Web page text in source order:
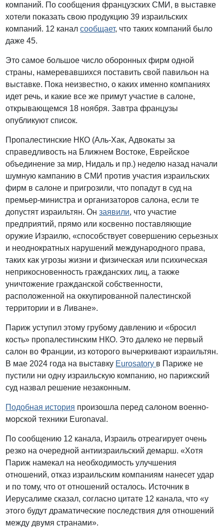
компаний. По сообщения французских СМИ, в выставке
хотели показать свою продукцию 39 израильских
компаний. 12 каналсообщает, что таких компаний было
даже 45.
Это самое большое число оборонных фирм одной
страны, намеревавшихся поставить свой павильон на
выставке. Пока неизвестно, о каких именно компаниях
идет речь, и какие все же примут участие в салоне,
открывающемся 18 ноября. Завтра французы
опубликуют список.
Пропалестинские НКО (Аль-Хак, Адвокаты за
справедливость на Ближнем Востоке, Еврейское
объединение за мир, Нидаль и пр.) неделю назад начали
шумную кампанию в СМИ против участия израильских
фирм в салоне и пригрозили, что попадут в суд на
премьер-министра и организаторов салона, если те
допустят израильтян. Онзаявили, что участие
предприятий, прямо или косвенно поставляющие
оружие Израилю, «способствует совершению серьезных
и неоднократных нарушений международного права,
таких как угрозы жизни и физическая или психическая
неприкосновенность гражданских лиц, а также
уничтожение гражданской собственности,
расположенной на оккупированной палестинской
территории и в Ливане».
Париж уступил этому грубому давлению и «бросил
кость» пропалестинским НКО. Это далеко не первый
салон во Франции, из которого вычеркивают израильтян.
В мае 2024 года на выставку Eurosatory в Париже не
пустили ни одну израильскую компанию, но парижский
суд назвал решение незаконным.
Подобная история произошла перед салоном военно-
морской техники Euronaval.
По сообщению 12 канала, Израиль отреагирует очень
резко на очередной антиизраильский демарш. «Хотя
Париж намекал на необходимость улучшения
отношений, отказ израильским компаниям нанесет удар
и по тому, что от отношений осталось. Источник в
Иерусалиме сказал, согласно цитате 12 канала, что «у
этого будут драматические последствия для отношений
между двумя странами».